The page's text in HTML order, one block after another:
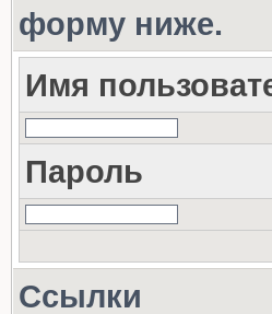
форму ниже.
Имя
Пароль
Ссылки